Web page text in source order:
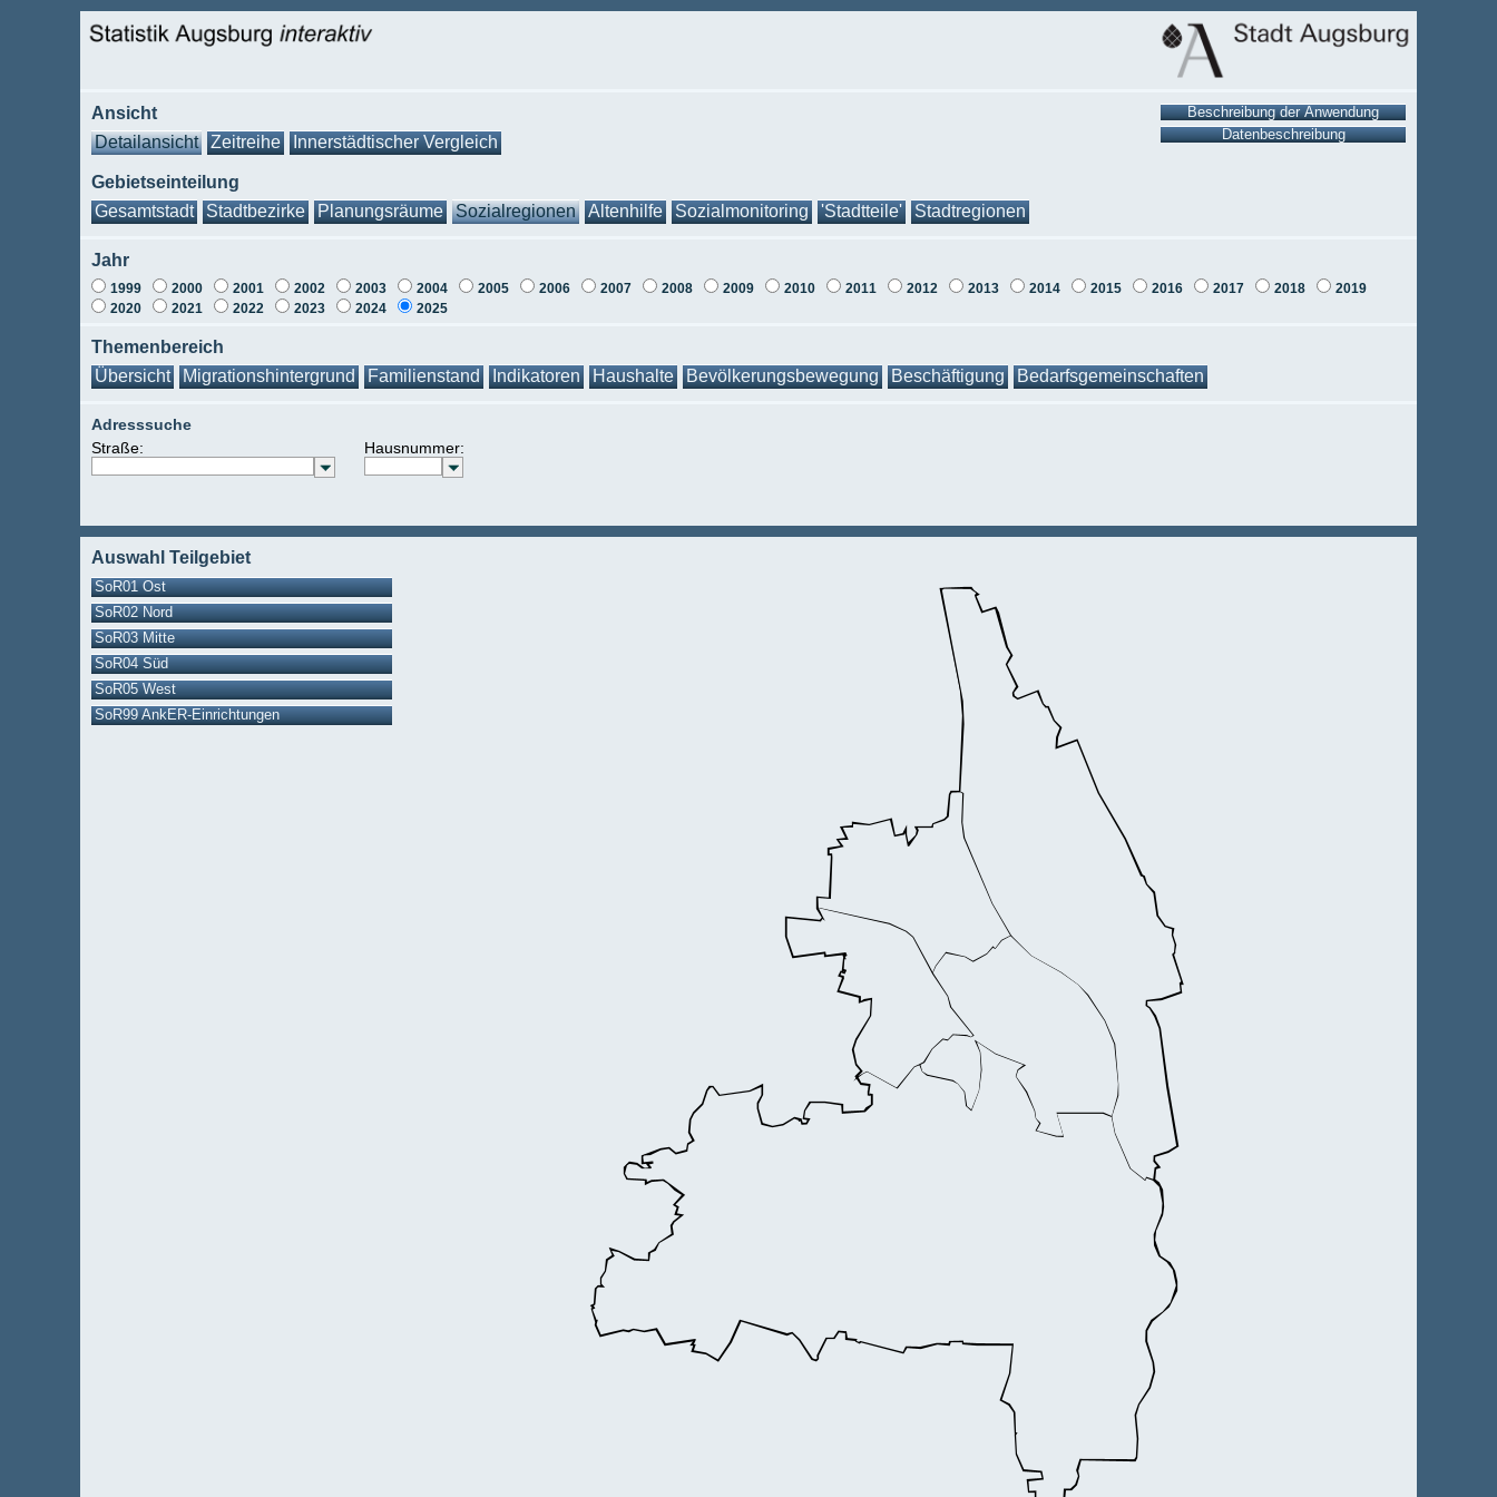
Ansicht
Detailansicht
Zeitreihe Innerstädtischer Vergleich
Gebietseinteilung
Gesamtstadt
Stadtbezirke Planungsräume Sozialregionen Altenhilfe Sozialmonitoring 'Stadtteile' Stadtregionen
Jahr
1999 2000 2001 2002 2003 2004 2005 2006 2007 2008 2009 2010 2011 2012 2013 2014 2015 2016 2017 2018
2019
2020
2021 2022 2023 2024 2025
Themenbereich
Übersicht
Migrationshintergrund Familienstand Indikatoren Haushalte Bevölkerungsbewegung Beschäftigung Bedarfsgemeinschaften
Adresssuche
Straße:
Hausnummer:
Auswahl Teilgebiet
SoR01 Ost
SoR02 Nord
SoR03 Mitte
SoR04 Süd
SoR05 West
SoR99 AnkER-Einrichtungen